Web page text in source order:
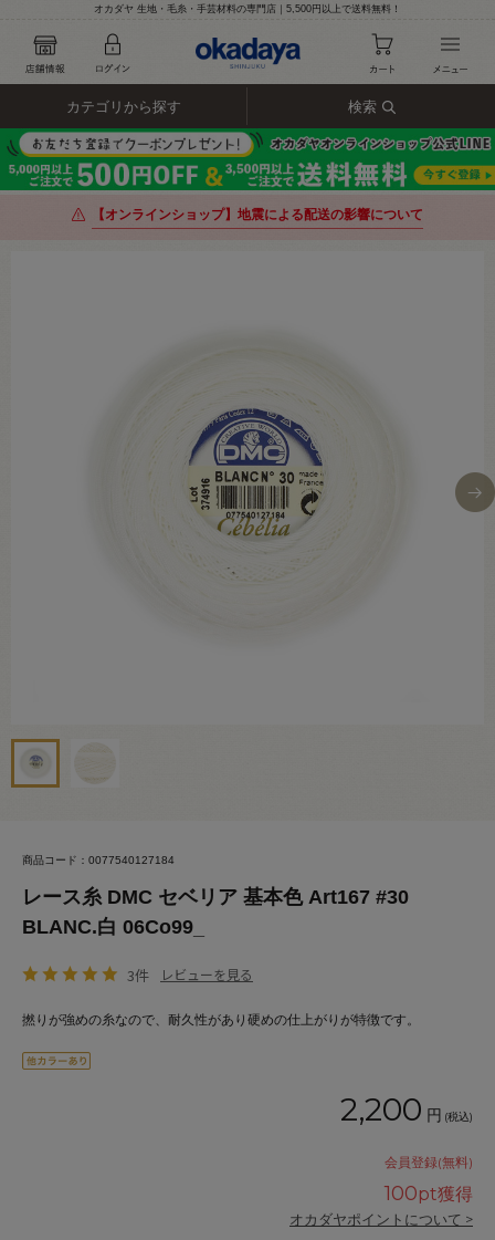
オカダヤ 生地・毛糸・手芸材料の専門店｜5,500円以上で送料無料！
カテゴリから探す 検索
【オンラインショップ】地震による配送の影響について
商品コード：0077540127184
レース糸 DMC セベリア 基本色 Art167 #30
BLANC.白 06Co99_
3件 レビューを見る
撚りが強めの糸なので、耐久性があり硬めの仕上がりが特徴です。
2,200 円 (税込)
会員登録(無料)
100pt獲得
オカダヤポイントについて >